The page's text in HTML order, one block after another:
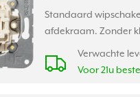
Standaard
afdekraam. Zonder
Verwachte
Voor 21u